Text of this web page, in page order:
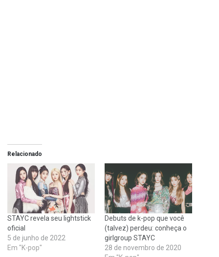
Relacionado
STAYC revela seu lightstick
oficial
5 de junho de 2022
Em "K-pop"
Debuts de k-pop que você
(talvez) perdeu: conheça o
girlgroup STAYC
28 de novembro de 2020